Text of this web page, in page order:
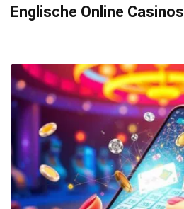
Englische Online Casinos